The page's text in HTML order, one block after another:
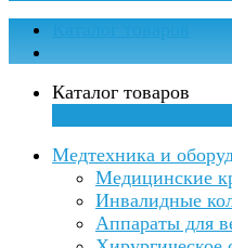
Каталог товаров
Медтехника и
Медицинские
Инвалидные
Аппараты для